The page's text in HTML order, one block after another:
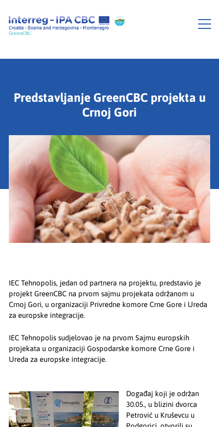
Predstavljanje GreenCBC projekta u
Crnoj Gori
IEC Tehnopolis, jedan od partnera na projektu, predstavio je
projekt GreenCBC na prvom sajmu projekata održanom u
Crnoj Gori, u organizaciji Privredne komore Crne Gore i Ureda
za europske integracije.
IEC Tehnopolis sudjelovao je na prvom Sajmu europskih
projekata u organizaciji Gospodarske komore Crne Gore i
Ureda za europske integracije.
Događaj koji je održan
30.05., u blizini dvorca
Petrović u Kruševcu u